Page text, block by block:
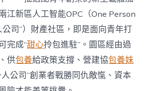
江新區人工智能OPC（One Person
公司”）財產社區，即是面向青年打
完成“甜心拎包進駐”。園區經由過
供包養給政策支撐、營建協包養妹
公司”創業者戰勝同仇敵愾、資本